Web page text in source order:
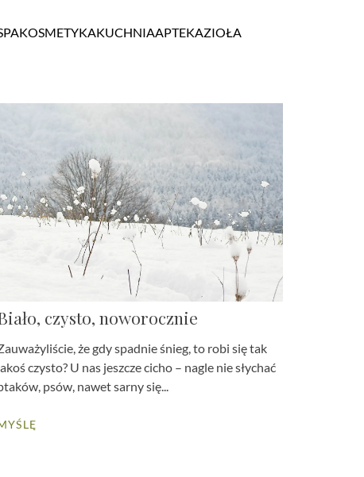
KOSMETYKAKUCHNIAAPTEKAZIOŁA
czysto, noworocznie
że gdy spadnie śnieg, to robi się tak
czysto? U nas jeszcze cicho – nagle nie słychać
psów, nawet sarny się...